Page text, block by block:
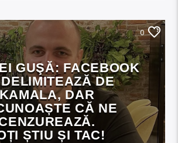
0
GUŞĂ: FACEBOOK
DE
DAR
CĂ NE
ȘTIU ȘI TAC!